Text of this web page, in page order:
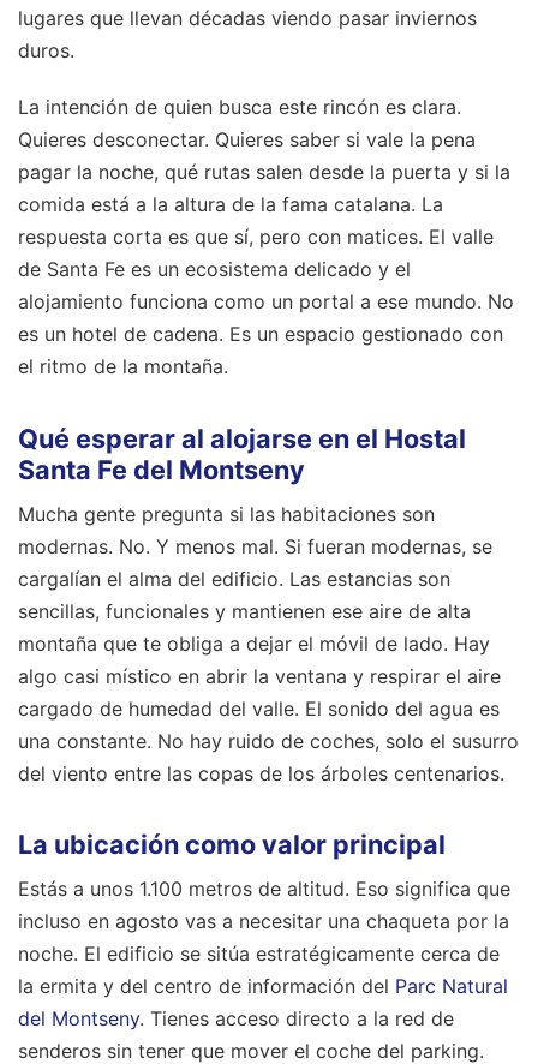
lugares que llevan décadas viendo pasar inviernos
duros.
La intención de quien busca este rincón es clara.
Quieres desconectar. Quieres saber si vale la pena
pagar la noche, qué rutas salen desde la puerta y si la
comida está a la altura de la fama catalana. La
respuesta corta es que sí, pero con matices. El valle
de Santa Fe es un ecosistema delicado y el
alojamiento funciona como un portal a ese mundo. No
es un hotel de cadena. Es un espacio gestionado con
el ritmo de la montaña.
Qué esperar al alojarse en el Hostal
Santa Fe del Montseny
Mucha gente pregunta si las habitaciones son
modernas. No. Y menos mal. Si fueran modernas, se
cargalían el alma del edificio. Las estancias son
sencillas, funcionales y mantienen ese aire de alta
montaña que te obliga a dejar el móvil de lado. Hay
algo casi místico en abrir la ventana y respirar el aire
cargado de humedad del valle. El sonido del agua es
una constante. No hay ruido de coches, solo el susurro
del viento entre las copas de los árboles centenarios.
La ubicación como valor principal
Estás a unos 1.100 metros de altitud. Eso significa que
incluso en agosto vas a necesitar una chaqueta por la
noche. El edificio se sitúa estratégicamente cerca de
la ermita y del centro de información del Parc Natural
del Montseny. Tienes acceso directo a la red de
senderos sin tener que mover el coche del parking.